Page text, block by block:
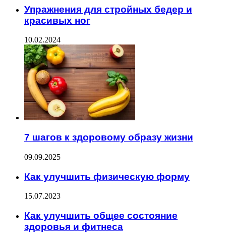
Упражнения для стройных бедер и
красивых ног
10.02.2024
7 шагов к здоровому образу жизни
09.09.2025
Как улучшить физическую форму
15.07.2023
Как улучшить общее состояние
здоровья и фитнеса